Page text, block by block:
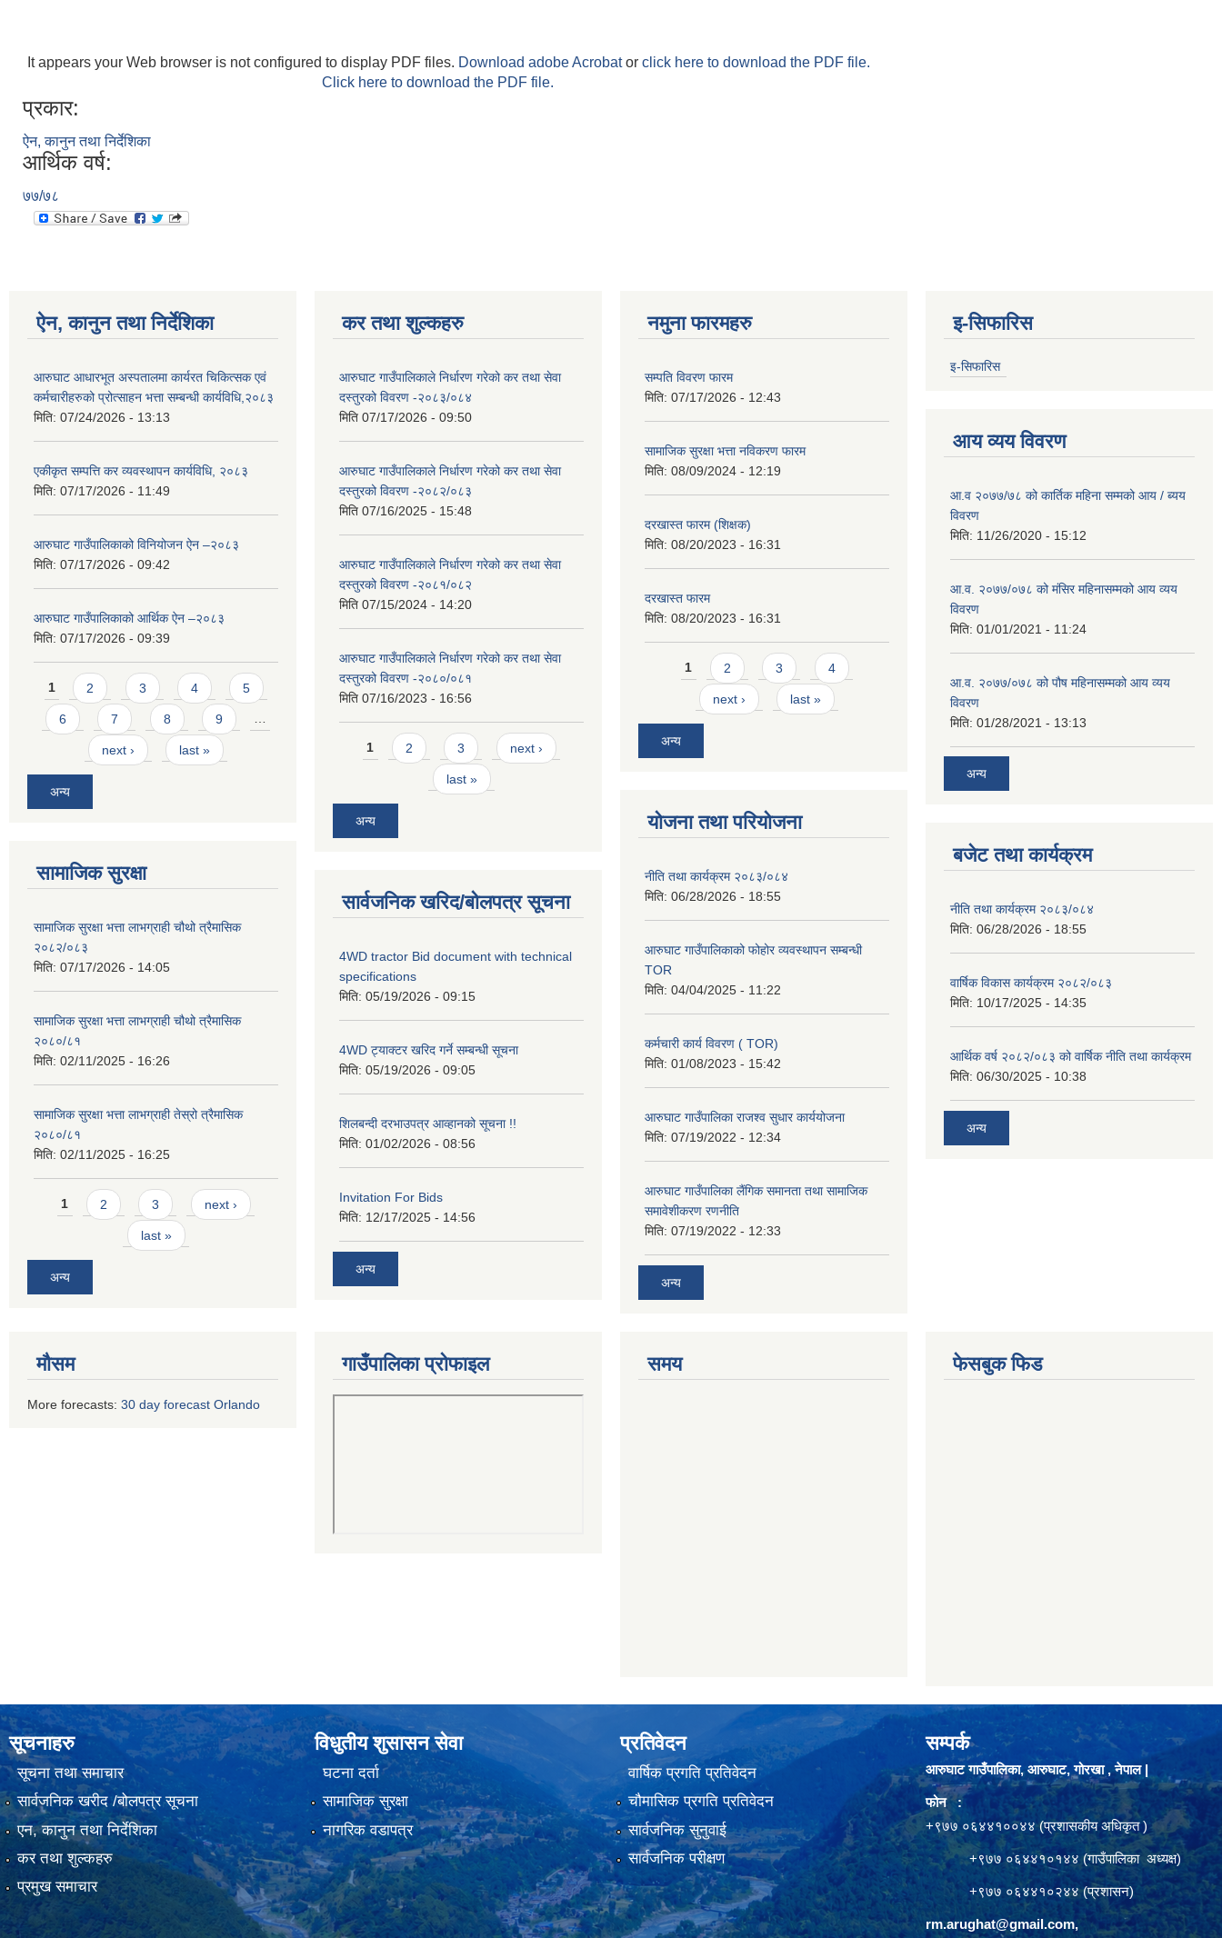
It appears your Web browser is not configured to display PDF files. Download adobe Acrobator click here to download the PDF file.
Click here to download the PDF file.
प्रकार:
ऐन, कानुन तथा निर्देशिका
आर्थिक वर्ष:
७७/७८
ऐन, कानुन तथा निर्देशिका
आरुघाट आधारभूत अस्पतालमा कार्यरत चिकित्सक एवं
कर्मचारीहरुको प्रोत्साहन भत्ता सम्बन्धी कार्यविधि,२०८३
मिति: 07/24/2026 - 13:13
एकीकृत सम्पत्ति कर व्यवस्थापन कार्यविधि, २०८३
मिति: 07/17/2026 - 11:49
आरुघाट गाउँपालिकाको विनियोजन ऐन –२०८३
मिति: 07/17/2026 - 09:42
आरुघाट गाउँपालिकाको आर्थिक ऐन –२०८३
मिति: 07/17/2026 - 09:39
Pages
1 2 3 4 5
6 7 8 9 …
next › last »
अन्य
सामाजिक सुरक्षा
सामाजिक सुरक्षा भत्ता लाभग्राही चौथो त्रैमासिक
२०८२/०८३
मिति: 07/17/2026 - 14:05
सामाजिक सुरक्षा भत्ता लाभग्राही चौथो त्रैमासिक
२०८०/८१
मिति: 02/11/2025 - 16:26
सामाजिक सुरक्षा भत्ता लाभग्राही तेस्रो त्रैमासिक
२०८०/८१
मिति: 02/11/2025 - 16:25
Pages
1 2 3 next ›
last »
अन्य
कर तथा शुल्कहरु
आरुघाट गाउँपालिकाले निर्धारण गरेको कर तथा सेवा
दस्तुरको विवरण -२०८३/०८४
मिति 07/17/2026 - 09:50
आरुघाट गाउँपालिकाले निर्धारण गरेको कर तथा सेवा
दस्तुरको विवरण -२०८२/०८३
मिति 07/16/2025 - 15:48
आरुघाट गाउँपालिकाले निर्धारण गरेको कर तथा सेवा
दस्तुरको विवरण -२०८१/०८२
मिति 07/15/2024 - 14:20
आरुघाट गाउँपालिकाले निर्धारण गरेको कर तथा सेवा
दस्तुरको विवरण -२०८०/०८१
मिति 07/16/2023 - 16:56
Pages
1 2 3 next ›
last »
अन्य
सार्वजनिक खरिद/बोलपत्र सूचना
4WD tractor Bid document with technical
specifications
मिति: 05/19/2026 - 09:15
4WD ट्याक्टर खरिद गर्ने सम्बन्धी सूचना
मिति: 05/19/2026 - 09:05
शिलबन्दी दरभाउपत्र आव्हानको सूचना !!
मिति: 01/02/2026 - 08:56
Invitation For Bids
मिति: 12/17/2025 - 14:56
अन्य
नमुना फारमहरु
सम्पति विवरण फारम
मिति: 07/17/2026 - 12:43
सामाजिक सुरक्षा भत्ता नविकरण फारम
मिति: 08/09/2024 - 12:19
दरखास्त फारम (शिक्षक)
मिति: 08/20/2023 - 16:31
दरखास्त फारम
मिति: 08/20/2023 - 16:31
Pages
1 2 3 4
next › last »
अन्य
योजना तथा परियोजना
नीति तथा कार्यक्रम २०८३/०८४
मिति: 06/28/2026 - 18:55
आरुघाट गाउँपालिकाको फोहोर व्यवस्थापन सम्बन्धी
TOR
मिति: 04/04/2025 - 11:22
कर्मचारी कार्य विवरण ( TOR)
मिति: 01/08/2023 - 15:42
आरुघाट गाउँपालिका राजश्व सुधार कार्ययोजना
मिति: 07/19/2022 - 12:34
आरुघाट गाउँपालिका लैंगिक समानता तथा सामाजिक
समावेशीकरण रणनीति
मिति: 07/19/2022 - 12:33
अन्य
इ-सिफारिस
इ-सिफारिस
आय व्यय विवरण
आ.व २०७७/७८ को कार्तिक महिना सम्मको आय / ब्यय
विवरण
मिति: 11/26/2020 - 15:12
आ.व. २०७७/०७८ को मंसिर महिनासम्मको आय व्यय
विवरण
मिति: 01/01/2021 - 11:24
आ.व. २०७७/०७८ को पौष महिनासम्मको आय व्यय
विवरण
मिति: 01/28/2021 - 13:13
अन्य
बजेट तथा कार्यक्रम
नीति तथा कार्यक्रम २०८३/०८४
मिति: 06/28/2026 - 18:55
वार्षिक विकास कार्यक्रम २०८२/०८३
मिति: 10/17/2025 - 14:35
आर्थिक वर्ष २०८२/०८३ को वार्षिक नीति तथा कार्यक्रम
मिति: 06/30/2025 - 10:38
अन्य
मौसम
More forecasts: 30 day forecast Orlando
गाउँपालिका प्रोफाइल समय फेसबुक फिड
सूचनाहरु
सूचना तथा समाचार
सार्वजनिक खरीद /बोलपत्र सूचना
एन, कानुन तथा निर्देशिका
कर तथा शुल्कहरु
प्रमुख समाचार
विधुतीय शुसासन सेवा
घटना दर्ता
सामाजिक सुरक्षा
नागरिक वडापत्र
प्रतिवेदन
वार्षिक प्रगति प्रतिवेदन
चौमासिक प्रगति प्रतिवेदन
सार्वजनिक सुनुवाई
सार्वजनिक परीक्षण
सम्पर्क
आरुघाट गाउँपालिका, आरुघाट, गोरखा , नेपाल |
फोन :
+९७७ ०६४४१००४४ (प्रशासकीय अधिकृत )
+९७७ ०६४४१०१४४ (गाउँपालिका अध्यक्ष)
+९७७ ०६४४१०२४४ (प्रशासन)
rm.arughat@gmail.com,